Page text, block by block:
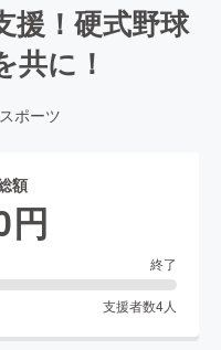
援！硬式野球
共に！
スポーツ
額
円
終了
支援者数4人